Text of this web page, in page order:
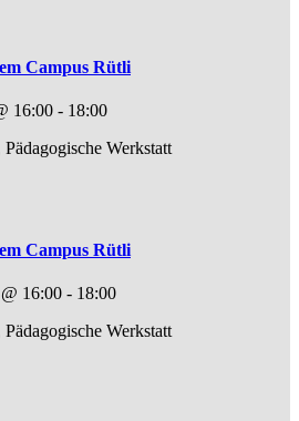
Campus Rütli
16:00 - 18:00
Werkstatt
Campus Rütli
16:00 - 18:00
Werkstatt